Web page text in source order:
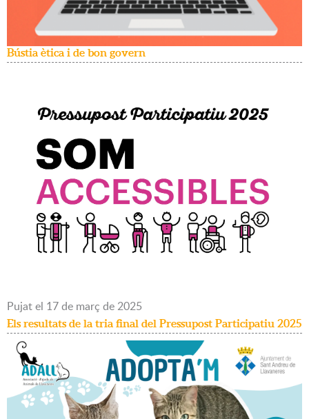
Bústia ètica i de bon govern
Pujatel 17de març de 2025
Els resultats de la tria final del Pressupost Participatiu 2025